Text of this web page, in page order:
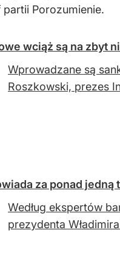
partii Porozumienie.
wciąż są na zbyt
Wprowadzane są
Roszkowski, prezes
za ponad
Według ekspertów
prezydenta